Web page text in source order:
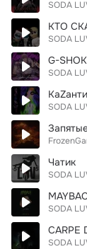
SODA
КТО
SODA
SODA
SODA
Чатик
SODA
SODA
CARPE
SODA